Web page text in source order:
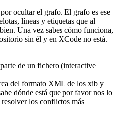
ocultar el grafo. El grafo es ese
líneas y etiquetas que al
Una vez sabes cómo funciona,
sin él y en XCode no está.
de un fichero (interactive
del formato XML de los xib y
dónde está que por favor nos lo
los conflictos más